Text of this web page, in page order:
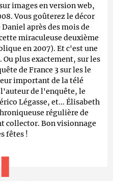
images en version web,
Vous goûterez le décor
après des mois de
miraculeuse deuxième
en 2007). Et c'est une
plus exactement, sur les
de France 3 sur les le
important de la télé
de l'enquête, le
Légasse, et... Élisabeth
régulière de
collector. Bon visionnage
fêtes !